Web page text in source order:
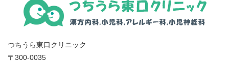
つちうら東口クリニック
〒300-0035